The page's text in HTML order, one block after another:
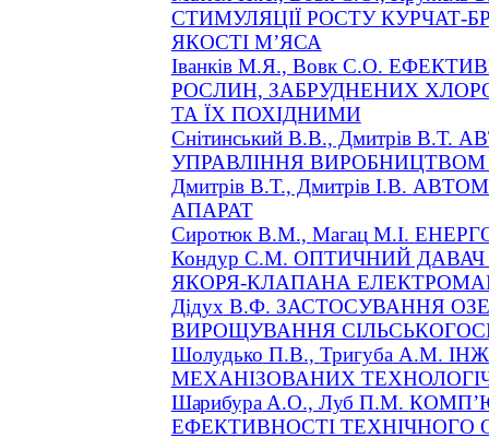
СТИМУЛЯЦІЇ РОСТУ КУРЧАТ-
ЯКОСТІ М’ЯСА
Іванків М.Я., Вовк С.О.
РОСЛИН, ЗАБРУДНЕНИХ
ТА ЇХ ПОХІДНИМИ
СнітинськийВ.В., Дмитрів В.Т.
УПРАВЛІННЯ
Дмитрів В.Т., Дмитрів І.В.
АПАРАТ
Сиротюк В.М., МагацМ.І.
Кондур С.М. ОПТИЧНИЙ
ЯКОРЯ-КЛАПАНА
Дідух В.Ф. ЗАСТОСУВАННЯ
ВИРОЩУВАННЯ
Шолудько П.В., ТригубаА.М.
МЕХАНІЗОВАНИХ
ШарибураА.О., Луб П.М.
ЕФЕКТИВНОСТІ